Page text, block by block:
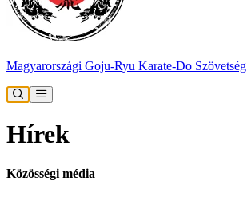
Magyarországi Goju-Ryu Karate-Do Szövetség
Hírek
Közösségi média